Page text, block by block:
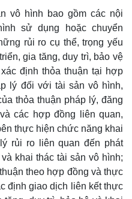
vô hình bao gồm các nội
sử dụng hoặc chuyển
rủi ro cụ thể, trọng yếu
gia tăng, duy trì, bảo vệ
định thỏa thuận tại hợp
lý đối với tài sản vô hình,
thỏa thuận pháp lý, đăng
các hợp đồng liên quan,
thực hiện chức năng khai
rủi ro liên quan đến phát
khai thác tài sản vô hình;
theo hợp đồng và thực
định giao dịch liên kết thực